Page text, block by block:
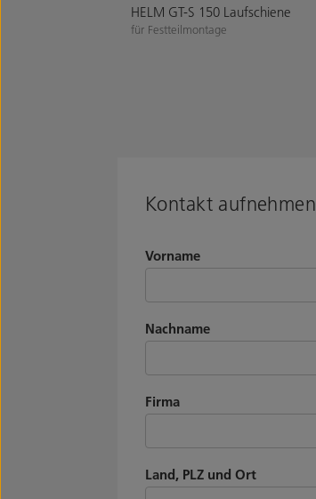
HELM GT-S 150 Laufschiene
für Festteilmontage
Kontakt aufnehmen
Vorname
Nachname
Firma
Land, PLZ und Ort